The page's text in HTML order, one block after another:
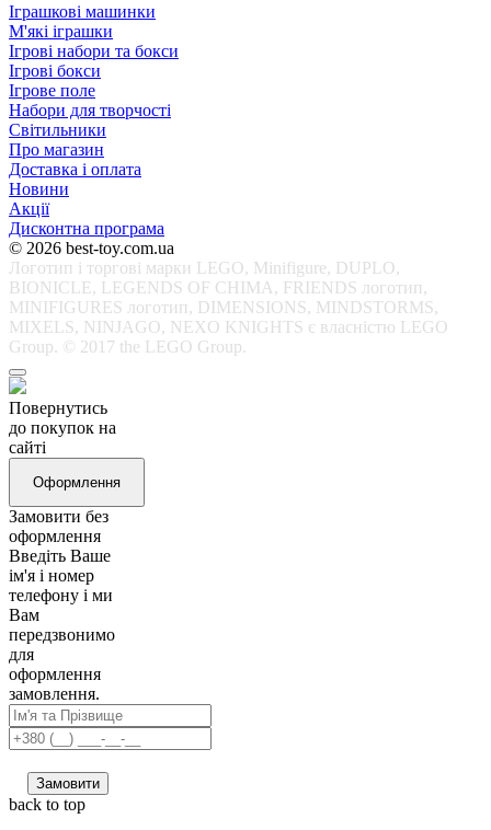
Іграшкові машинки
М'які іграшки
Ігрові набори та бокси
Ігрові бокси
Ігрове поле
Набори для творчості
Світильники
Про магазин
Доставка і оплата
Новини
Акції
Дисконтна програма
© 2026 best-toy.com.ua
Логотип і торгові марки LEGO, Minifigure, DUPLO,
BIONICLE, LEGENDS OF CHIMA, FRIENDS логотип,
MINIFIGURES логотип, DIMENSIONS, MINDSTORMS,
MIXELS, NINJAGO, NEXO KNIGHTS є власністю LEGO
Group. © 2017 the LEGO Group.
Повернутись
до покупок на
сайті
Оформлення
Замовити без
оформлення
Введіть Ваше
ім'я і номер
телефону і ми
Вам
передзвонимо
для
оформлення
замовлення.
Замовити
back to top